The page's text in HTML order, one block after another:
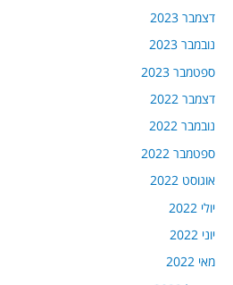
דצמבר 2023
נובמבר 2023
ספטמבר 2023
דצמבר 2022
נובמבר 2022
ספטמבר 2022
אוגוסט 2022
יולי 2022
יוני 2022
מאי 2022